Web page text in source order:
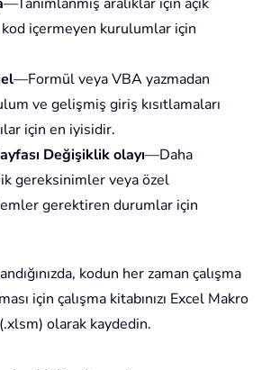
içermeyen kurulumlar için
—Formül veya VBA yazmadan
ve gelişmiş giriş kısıtlamaları
için en iyisidir.
Değişiklik olayı—Daha
gereksinimler veya özel
gerektiren durumlar için
kodun her zaman çalışma
için çalışma kitabınızı Excel Makro
olarak kaydedin.